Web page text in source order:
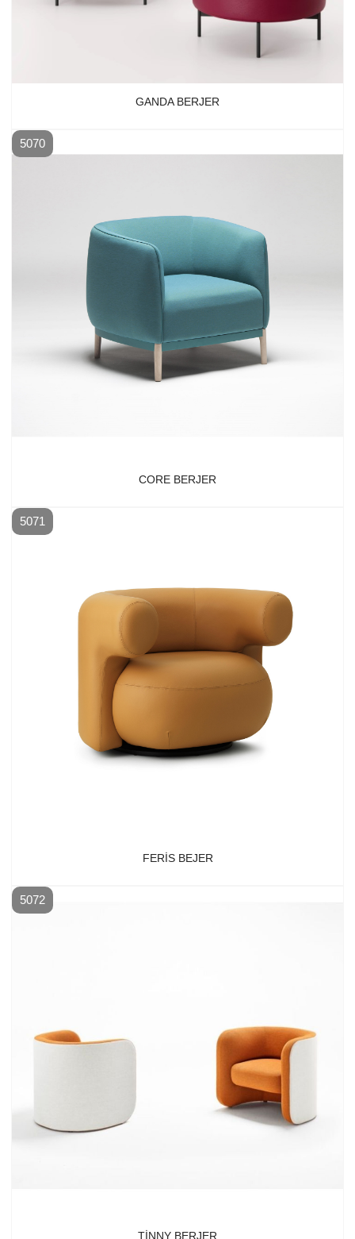
GANDA BERJER
5070
CORE BERJER
5071
FERIS BEJER
5072
TINNY BERJER